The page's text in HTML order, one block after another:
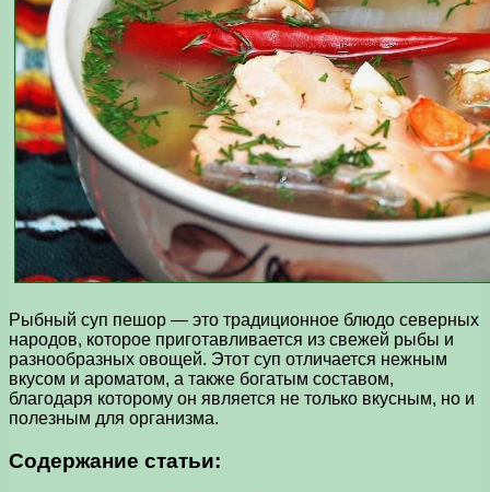
Рыбный суп пешор — это традиционное блюдо северных
народов, которое приготавливается из свежей рыбы и
разнообразных овощей. Этот суп отличается нежным
вкусом и ароматом, а также богатым составом,
благодаря которому он является не только вкусным, но и
полезным для организма.
Содержание статьи: